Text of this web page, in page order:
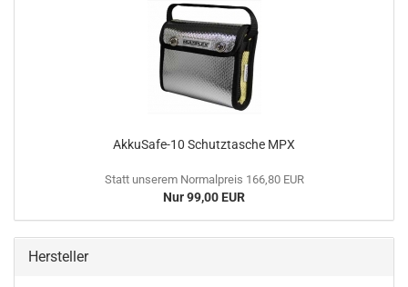
AkkuSafe-10 Schutztasche MPX
Statt unserem Normalpreis 166,80 EUR
Nur 99,00 EUR
Hersteller